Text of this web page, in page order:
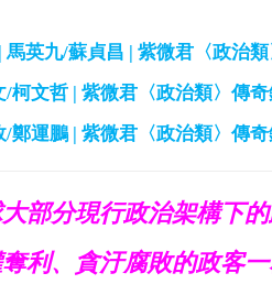
英九/蘇貞昌 | 紫微君〈政治類
文哲 | 紫微君〈政治類〉傳奇
運鵬 | 紫微君〈政治類〉傳奇
部分現行政治架構下的
利、貪汙腐敗的政客一